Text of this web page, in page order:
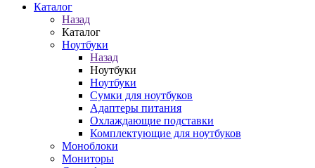
Каталог
Назад
Каталог
Ноутбуки
Назад
Ноутбуки
Ноутбуки
Сумки для ноутбуков
Адаптеры питания
Охлаждающие подставки
Комплектующие для ноутбуков
Моноблоки
Мониторы